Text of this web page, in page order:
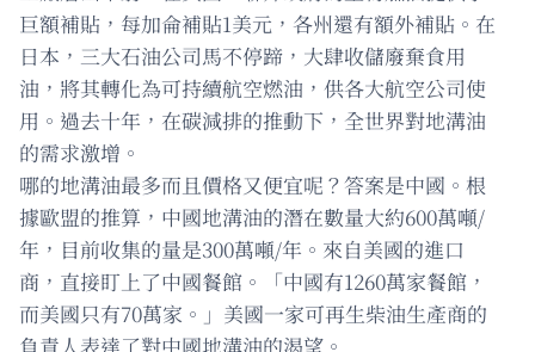
巨額補貼，每加侖補貼1美元，各州還有額外補貼。在
日本，三大石油公司馬不停蹄，大肆收儲廢棄食用
油，將其轉化為可持續航空燃油，供各大航空公司使
用。過去十年，在碳減排的推動下，全世界對地溝油
的需求激增。
哪的地溝油最多而且價格又便宜呢？答案是中國。根
據歐盟的推算，中國地溝油的潛在數量大約600萬噸/
年，目前收集的量是300萬噸/年。來自美國的進口
商，直接盯上了中國餐館。「中國有1260萬家餐館，
而美國只有70萬家。」美國一家可再生柴油生產商的
負責人表達了對中國地溝油的渴望。